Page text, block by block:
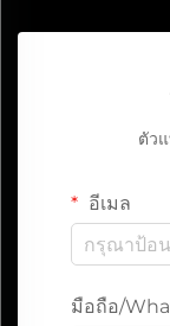
ตัว
อีเมล
มือถือ/